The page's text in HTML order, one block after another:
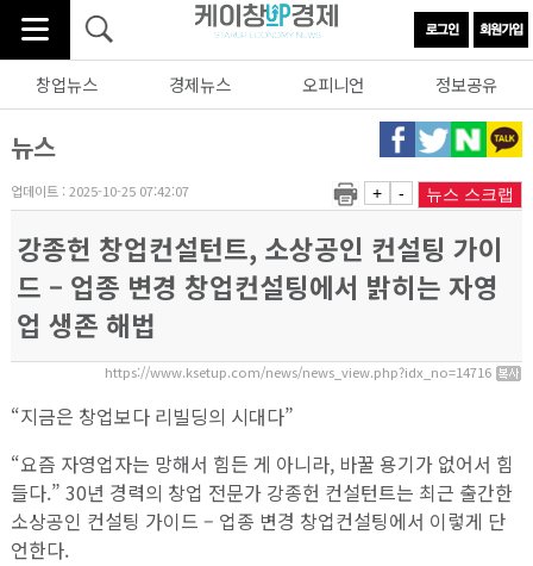
창업뉴스 경제뉴스 오피니언 정보공유
뉴스
업데이트 : 2025-10-25 07:42:07 + - 뉴스 스크랩
강종헌 창업컨설턴트, 소상공인 컨설팅 가이
드 – 업종 변경 창업컨설팅에서 밝히는 자영
업 생존 해법
https://www.ksetup.com/news/news_view.php?idx_no=14716
“지금은 창업보다 리빌딩의 시대다”
“요즘 자영업자는 망해서 힘든 게 아니라, 바꿀 용기가 없어서 힘
들다.” 30년 경력의 창업 전문가 강종헌 컨설턴트는 최근 출간한
소상공인 컨설팅 가이드 – 업종 변경 창업컨설팅에서 이렇게 단
언한다.